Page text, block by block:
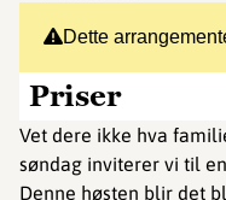
Dette
Priser
Vet dere ikke hva
søndag inviterer vi til
Denne høsten blir det